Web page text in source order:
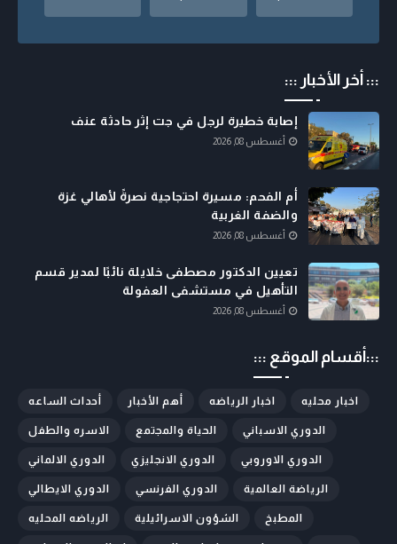
::: أخر الأخبار :::
إصابة خطيرة لرجل في جت إثر حادثة عنف
أغسطس 08, 2026
أم الفحم: مسيرة احتجاجية نصرةً لأهالي غزة
والضفة الغربية
أغسطس 08, 2026
تعيين الدكتور مصطفى خلايلة نائبًا لمدير قسم
التأهيل في مستشفى العفولة
أغسطس 08, 2026
:::أقسام الموقع :::
أحداث الساعه أهم الأخبار اخبار الرياضه اخبار محليه
الاسره والطفل الحياة والمجتمع الدوري الاسباني
الدوري الالماني الدوري الانجليزي الدوري الاوروبي
الدوري الايطالي الدوري الفرنسي الرياضة العالمية
الرياضه المحليه الشؤون الاسرائيلية المطبخ